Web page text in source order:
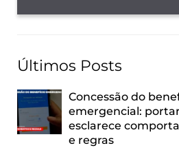
Últimos Posts
Concessão do
emergencial:
esclarece
e regras